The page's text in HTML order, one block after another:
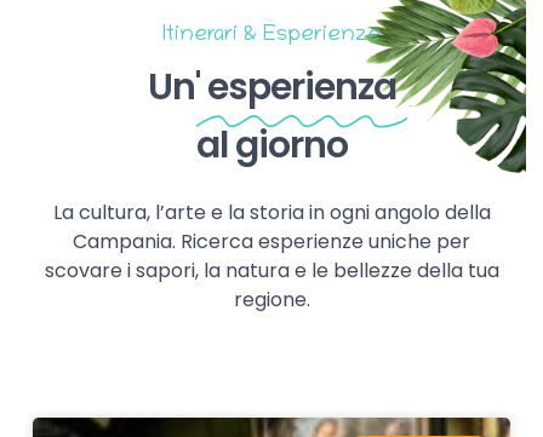
Itinerari & Esperienze
Un'esperienza
al giorno
La cultura, l’arte e la storia in ogni angolo della
Campania. Ricerca esperienze uniche per
scovare i sapori, la natura e le bellezze della tua
regione.